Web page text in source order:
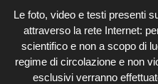
Le foto, video e testi presenti
attraverso la rete Internet:
scientifico e non a scopo di
regime di circolazione e non
esclusivi verranno